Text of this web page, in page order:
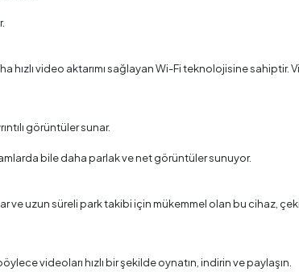
hızlı video aktarımı sağlayan Wi-Fi teknolojisine
görüntüler sunar.
bile daha parlak ve net görüntüler sunuyor.
ve uzun süreli park takibi için mükemmel olan bu cihaz,
videoları hızlı bir şekilde oynatın, indirin ve paylaşın.